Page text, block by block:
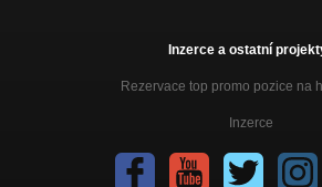
Inzerce a ostatní
Rezervace top promo pozice na
Inzerce